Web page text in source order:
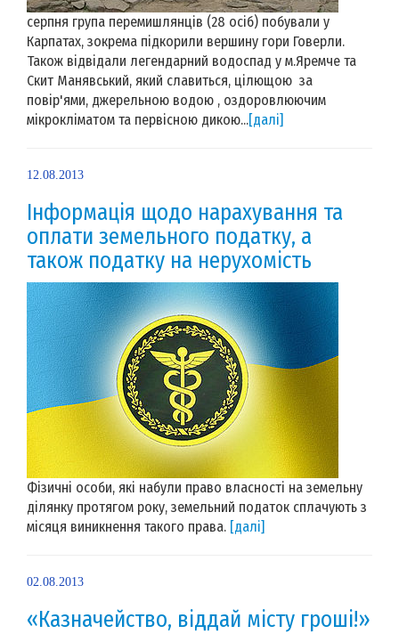
серпня група перемишлянців (28 осіб) побували у
Карпатах, зокрема підкорили вершину гори Говерли.
Також відвідали легендарний водоспад у м.Яремче та
Скит Манявський, який славиться, цілющою за
повір'ями, джерельною водою , оздоровлюючим
мікрокліматом та первісною дикою...[далі]
12.08.2013
Інформація щодо нарахування та
оплати земельного податку, а
також податку на нерухомість
Фізичні особи, які набули право власності на земельну
ділянку протягом року, земельний податок сплачують з
місяця виникнення такого права. [далі]
02.08.2013
«Казначейство, віддай місту гроші!»